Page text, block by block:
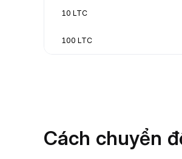
10 LTC
100 LTC
Cách chuyển